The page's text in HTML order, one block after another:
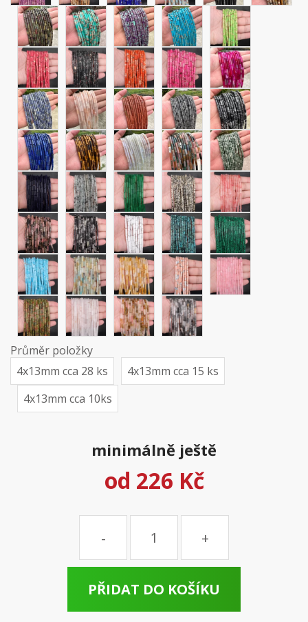
Průměr položky
4x13mm cca 28 ks
4x13mm cca 15 ks
4x13mm cca 10ks
minimálně ještě
od 226 Kč
Množství
PŘIDAT DO KOŠÍKU